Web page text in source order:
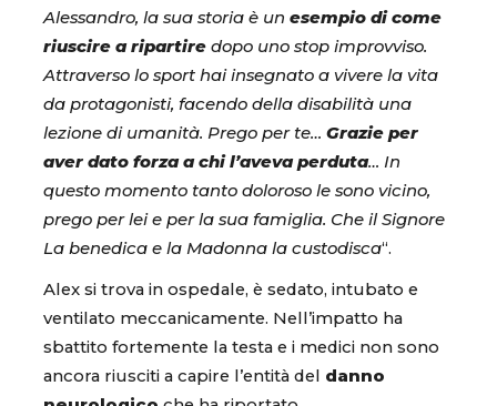
Alessandro, la sua storia è un esempio di come
riuscire a ripartire dopo uno stop improvviso.
Attraverso lo sport hai insegnato a vivere la vita
da protagonisti, facendo della disabilità una
lezione di umanità. Prego per te… Grazie per
aver dato forza a chi l’aveva perduta… In
questo momento tanto doloroso le sono vicino,
prego per lei e per la sua famiglia. Che il Signore
La benedica e la Madonna la custodisca“.
Alex si trova in ospedale, è sedato, intubato e
ventilato meccanicamente. Nell’impatto ha
sbattito fortemente la testa e i medici non sono
ancora riusciti a capire l’entità del danno